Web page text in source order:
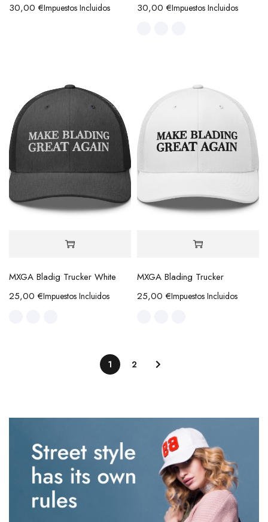
30,00 €Impuestos Incluidos
30,00 €Impuestos Incluidos
MXGA Bladig Trucker White
25,00 €Impuestos Incluidos
MXGA Blading Trucker
25,00 €Impuestos Incluidos
1 2